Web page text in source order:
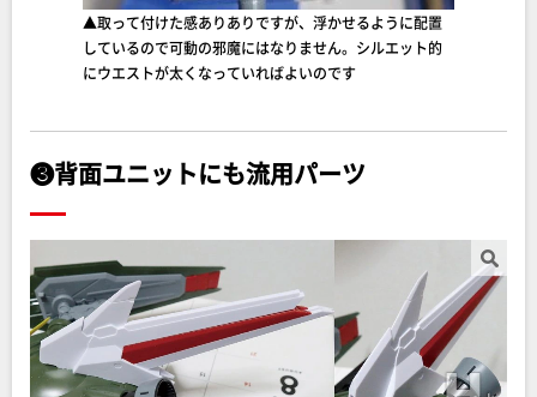
▲取って付けた感ありありですが、浮かせるように配置
しているので可動の邪魔にはなりません。シルエット的
にウエストが太くなっていればよいのです
❸背面ユニットにも流用パーツ